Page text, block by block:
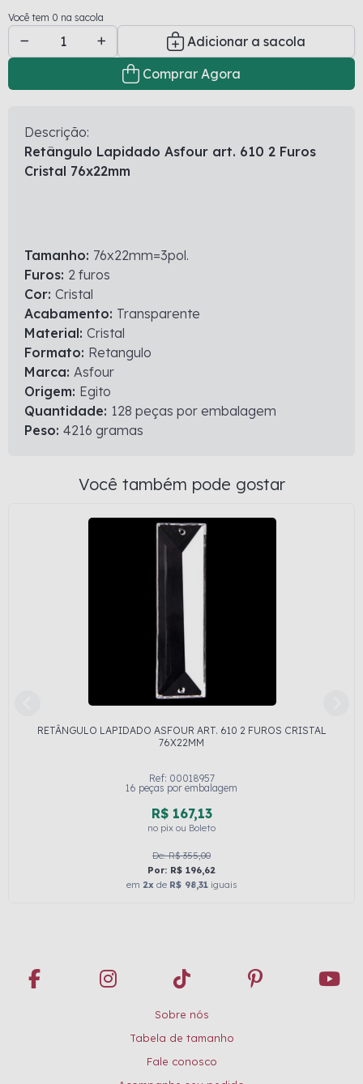
Você tem 0 na sacola
Adicionar a sacola
Comprar Agora
Descrição:
Retângulo Lapidado Asfour art. 610 2 Furos
Cristal 76x22mm
Tamanho: 76x22mm=3pol.
Furos: 2 furos
Cor: Cristal
Acabamento: Transparente
Material: Cristal
Formato: Retangulo
Marca: Asfour
Origem: Egito
Quantidade: 128 peças por embalagem
Peso: 4216 gramas
Você também pode gostar
RETÂNGULO LAPIDADO ASFOUR ART. 610 2 FUROS CRISTAL
76X22MM
Ref: 00018957
16 peças por embalagem
R$ 167,13
no pix ou Boleto
De: R$ 355,00
Por: R$ 196,62
em 2x de R$ 98,31iguais
Sobre nós
Tabela de tamanho
Fale conosco